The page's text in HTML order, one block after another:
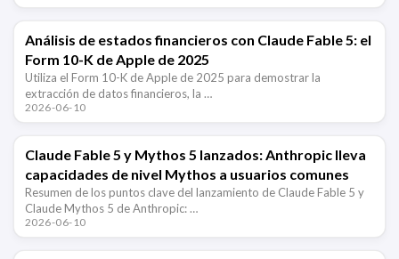
Análisis de estados financieros con Claude Fable 5: el
Form 10-K de Apple de 2025
Utiliza el Form 10-K de Apple de 2025 para demostrar la
extracción de datos financieros, la …
2026-06-10
Claude Fable 5 y Mythos 5 lanzados: Anthropic lleva
capacidades de nivel Mythos a usuarios comunes
Resumen de los puntos clave del lanzamiento de Claude Fable 5 y
Claude Mythos 5 de Anthropic: …
2026-06-10